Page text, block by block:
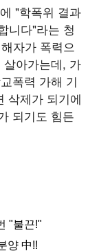
"학폭위 결과
니다"라는 청
자가 폭력으
아가는데, 가
폭력 가해 기
삭제가 되기에
되기도 힘든